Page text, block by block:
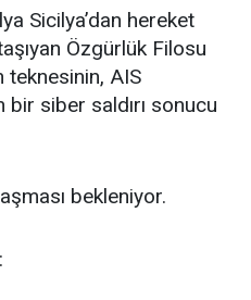
Sicilya’dan hereket
Özgürlük Filosu
teknesinin, AIS
bir siber saldırı sonucu
bekleniyor.